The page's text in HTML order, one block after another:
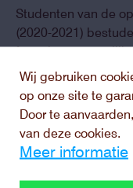
Wij gebruiken
op onze site te
Door te
van deze cookies.
Meer informatie
Studenten van de
(2020-2021)
formuleren